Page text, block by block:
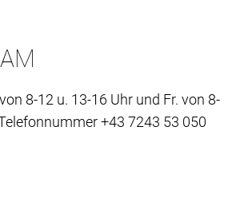
8-12 u. 13-16 Uhr und Fr. von 8-
+43 7243 53 050